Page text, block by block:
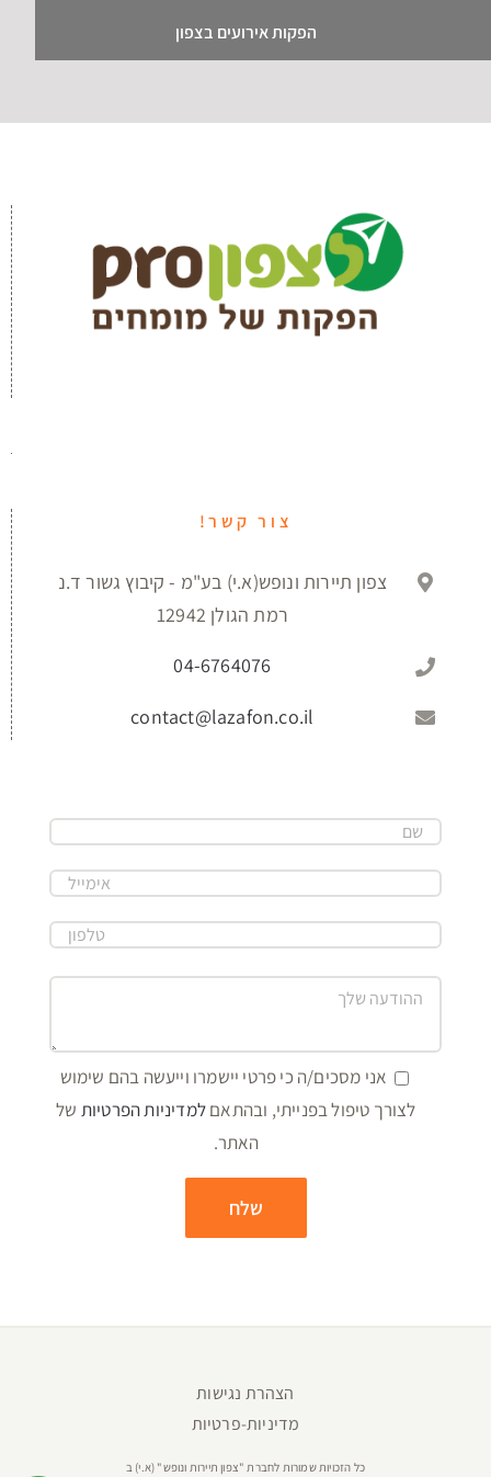
הפקות אירועים בצפון
צור קשר!
צפון תיירות ונופש(א.י) בע"מ - קיבוץ גשור ד.נ
רמת הגולן 12942
04-6764076
contact@lazafon.co.il
אני מסכים/ה כי פרטי יישמרו וייעשה בהם שימוש
לצורך טיפול בפנייתי, ובהתאםלמדיניות הפרטיות של
האתר.
הצהרת נגישות
מדיניות-פרטיות
כל הזכויות שמורות לחברת "צפון תיירות ונופש" (א.י) ב